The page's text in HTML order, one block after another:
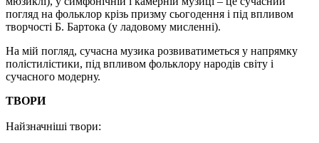
погляд на фольклор крізь призму сьогодення і під впливом
творчості Б. Бартока (у ладовому мисленні).
На мій погляд, сучасна музика розвиватиметься у напрямку
полістилістики, під впливом фольклору народів світу і
сучасного модерну.
ТВОРИ
Найзначніші твори: